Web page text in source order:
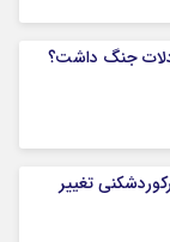
در معادلات جنگ داشت؟
تغییر